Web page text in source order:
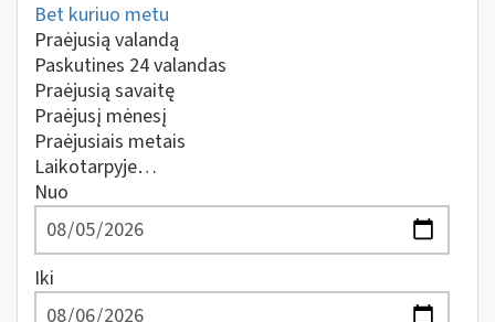
Bet kuriuo metu
Praėjusią valandą
Paskutines 24 valandas
Praėjusią savaitę
Praėjusį mėnesį
Praėjusiais metais
Laikotarpyje…
Nuo
Iki